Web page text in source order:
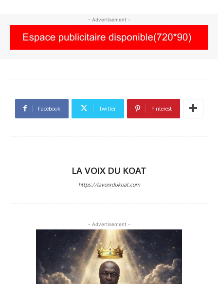
- Advertisement -
Facebook Twitter Pinterest
LA VOIX DU KOAT
https://lavoixdukoat.com
- Advertisement -